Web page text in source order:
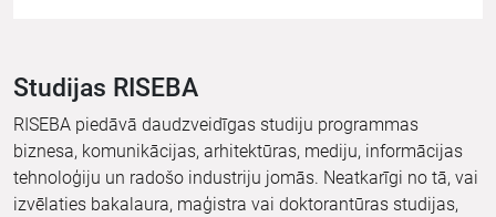
Studijas RISEBA
RISEBA piedāvā daudzveidīgas studiju programmas
biznesa, komunikācijas, arhitektūras, mediju, informācijas
tehnoloģiju un radošo industriju jomās. Neatkarīgi no tā, vai
izvēlaties bakalaura, maģistra vai doktorantūras studijas,